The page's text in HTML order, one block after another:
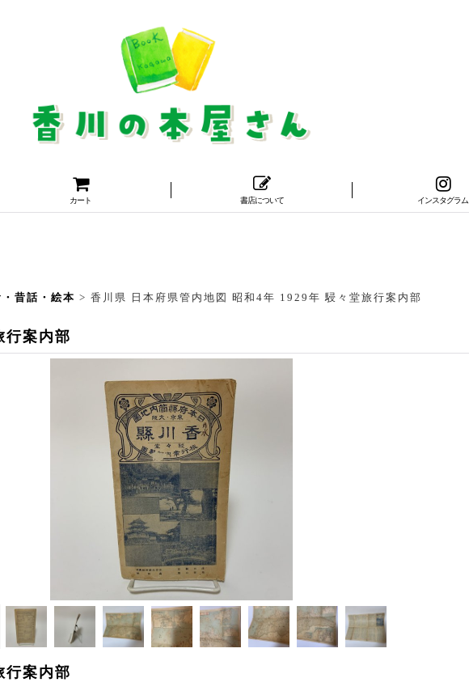
カート 書店について インスタグラム
昔話・絵本 > 香川県 日本府県管内地図 昭和4年 1929年 駸々堂旅行案内部
行案内部
行案内部